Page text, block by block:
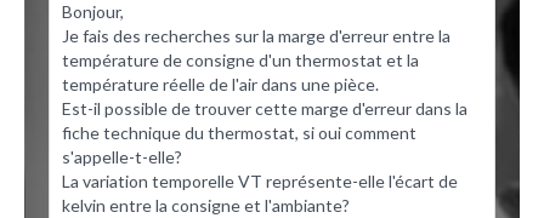
Bonjour,
Je fais des recherches sur la marge d'erreur entre la
température de consigne d'un thermostat et la
température réelle de l'air dans une pièce.
Est-il possible de trouver cette marge d'erreur dans la
fiche technique du thermostat, si oui comment
s'appelle-t-elle?
La variation temporelle VT représente-elle l'écart de
kelvin entre la consigne et l'ambiante?